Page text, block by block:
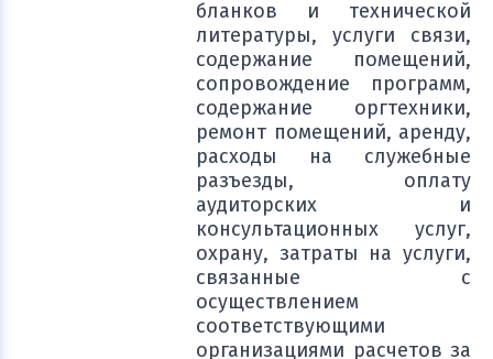
бланков и технической
литературы, услуги связи,
содержание помещений,
сопровождение программ,
содержание оргтехники,
ремонт помещений, аренду,
расходы на служебные
разъезды, оплату
аудиторских и
консультационных услуг,
охрану, затраты на услуги,
связанные с
осуществлением
соответствующими
организациями расчетов за